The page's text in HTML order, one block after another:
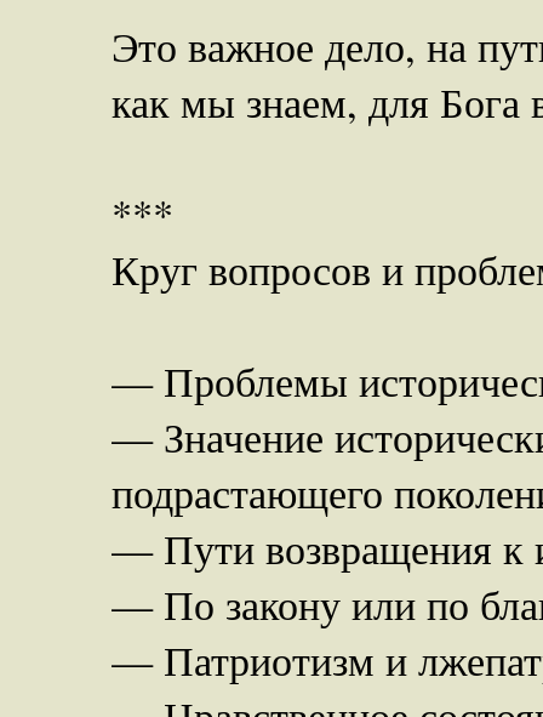
Это важное дело, на
как мы знаем, для Бога
***
Круг вопросов и
— Проблемы
— Значение
подрастающего
— Пути возвращения к
— По закону или по
— Патриотизм и